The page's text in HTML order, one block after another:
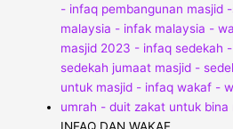
INFAQ DAN WAKAF